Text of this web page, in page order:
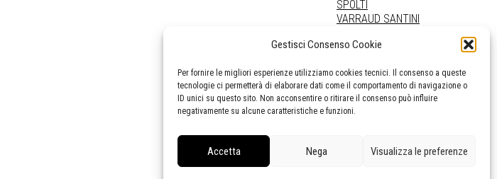
Gestisci Consenso Cookie
Per fornire le migliori esperienze utilizziamo cookies tecnici. Il consenso a queste
tecnologie ci permetterà di elaborare dati come il comportamento di navigazione o
ID unici su questo sito. Non acconsentire o ritirare il consenso può influire
negativamente su alcune caratteristiche e funzioni.
Accetta Nega Visualizza le preferenze
SPOLTI
VARRAUD SANTINI